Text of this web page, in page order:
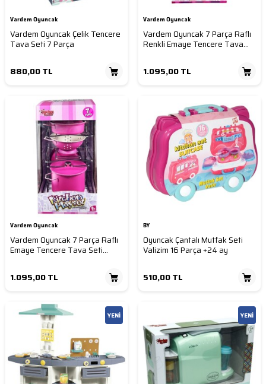
Vardem Oyuncak
Vardem Oyuncak Çelik Tencere
Tava Seti 7 Parça
880,00TL
Vardem Oyuncak
Vardem Oyuncak 7 Parça Raflı
Renkli Emaye Tencere Tava
1.095,00TL
Vardem Oyuncak
Vardem Oyuncak 7 Parça Raflı
Emaye Tencere Tava Seti
1.095,00TL
BY
Oyuncak Çantalı Mutfak Seti
Valizim 16 Parça +24 ay
510,00TL
YENI YENI